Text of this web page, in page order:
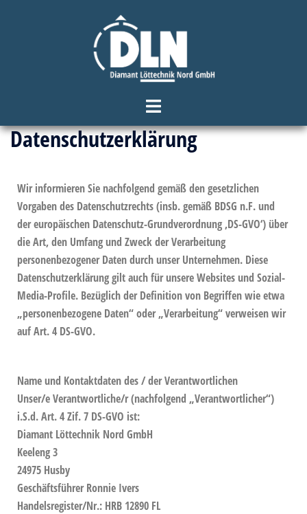
Datenschutzerklärung
Wir informieren Sie nachfolgend gemäß den gesetzlichen
Vorgaben des Datenschutzrechts (insb. gemäß BDSG n.F. und
der europäischen Datenschutz-Grundverordnung ‚DS-GVO‘) über
die Art, den Umfang und Zweck der Verarbeitung
personenbezogener Daten durch unser Unternehmen. Diese
Datenschutzerklärung gilt auch für unsere Websites und Sozial-
Media-Profile. Bezüglich der Definition von Begriffen wie etwa
„personenbezogene Daten“ oder „Verarbeitung“ verweisen wir
auf Art. 4 DS-GVO.
Name und Kontaktdaten des / der Verantwortlichen
Unser/e Verantwortliche/r (nachfolgend „Verantwortlicher“)
i.S.d. Art. 4 Zif. 7 DS-GVO ist:
Diamant Löttechnik Nord GmbH
Keeleng 3
24975 Husby
Geschäftsführer Ronnie Ivers
Handelsregister/Nr.: HRB 12890 FL